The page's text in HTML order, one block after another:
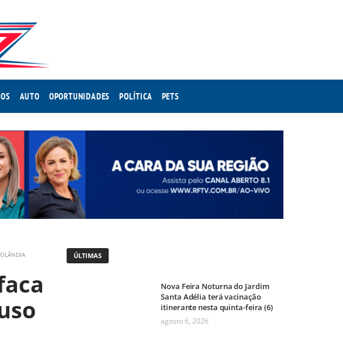
AUTO OPORTUNIDADES POLÍTICA PETS
ÚLTIMAS
Nova Feira Noturna do Jardim
Santa Adélia terá vacinação
itinerante nesta quinta-feira (6)
agosto 6, 2026